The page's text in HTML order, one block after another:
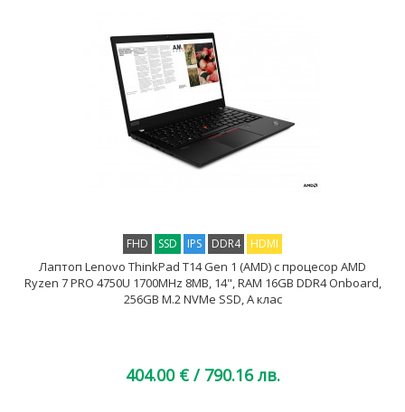
FHD SSD IPS DDR4 HDMI
Лаптоп Lenovo ThinkPad T14 Gen 1 (AMD) с процесор AMD
Ryzen 7 PRO 4750U 1700MHz 8MB, 14", RAM 16GB DDR4 Onboard,
256GB M.2 NVMe SSD, A клас
404.00 € / 790.16 лв.